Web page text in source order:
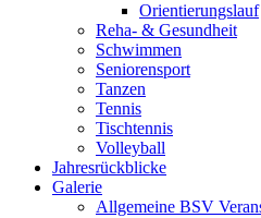
Orientierungslauf
Reha- & Gesundheit
Schwimmen
Seniorensport
Tanzen
Tennis
Tischtennis
Volleyball
Jahresrückblicke
Galerie
Allgemeine BSV